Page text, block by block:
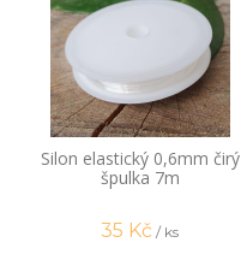
Silon elastický 0,6mm čirý
špulka 7m
35 Kč / ks